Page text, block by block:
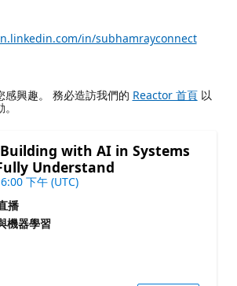
in/subhamrayconnect
感興趣。 務必造訪我們的 Reactor 首頁以
with AI in Systems
Understand
下午 (UTC)
播
機器學習